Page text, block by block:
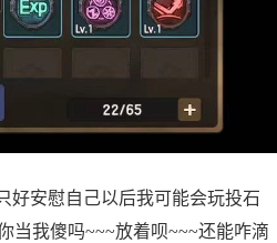
好安慰自己以后我可能会玩投石
当我傻吗~~~放着呗~~~还能咋滴